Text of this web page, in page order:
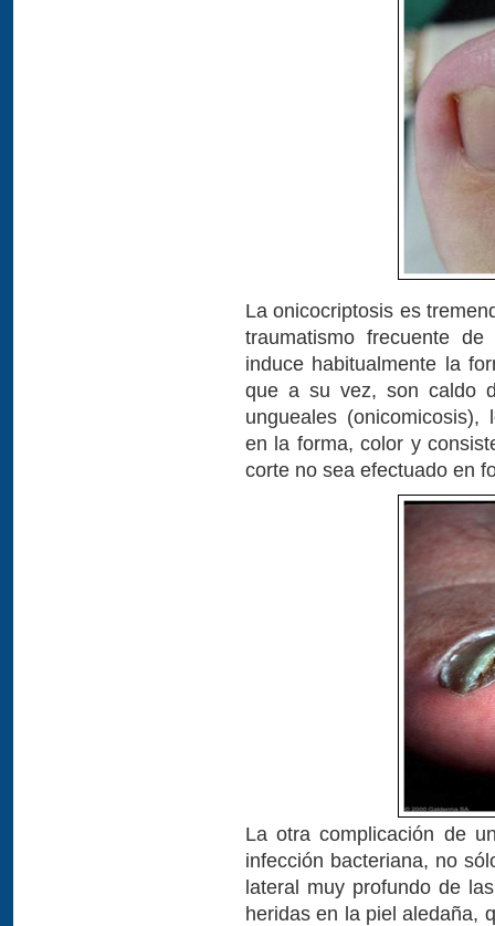
La onicocriptosis es
traumatismo frecuente
induce habitualmente la
que a su vez, son caldo
ungueales
en la forma, color y
corte no sea efectuado en
La otra complicación de
infección bacteriana, no
lateral muy profundo de
heridas en la piel aledaña,